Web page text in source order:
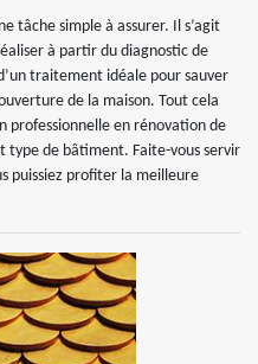
tâche simple à assurer. Il s’agit
à partir du diagnostic de
traitement idéale pour sauver
de la maison. Tout cela
professionnelle en rénovation de
de bâtiment. Faite-vous servir
puissiez profiter la meilleure